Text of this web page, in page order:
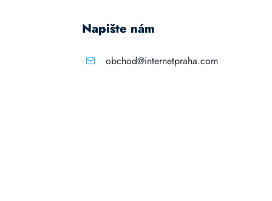
Napište nám
obchod@internetpraha.com